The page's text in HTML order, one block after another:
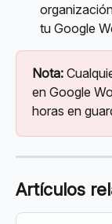
tu Google
Nota:
en Google
horas en
Artículos